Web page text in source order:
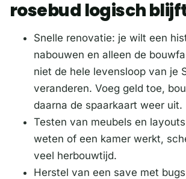
rosebud logisch
Snelle renovatie: je wilt een
nabouwen en alleen de
niet de hele levensloop van je
veranderen. Voeg geld toe,
daarna de spaarkaart weer uit.
Testen van meubels en
weten of een kamer werkt,
veel herbouwtijd.
Herstel van een save met